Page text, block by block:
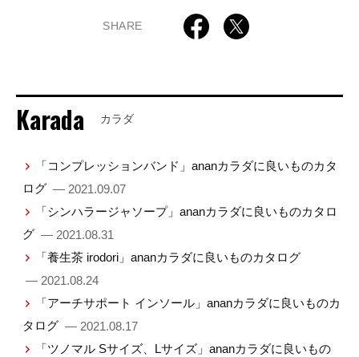
SHARE
Karada カラダ
「コンプレッションバンド」ananカラダに良いものカタ
ログ — 2021.09.07
「シンハラージャソープ」ananカラダに良いものカタロ
グ — 2021.08.31
「養生茶 irodori」ananカラダに良いものカタログ
— 2021.08.24
「アーチサポート インソール」ananカラダに良いものカ
タログ — 2021.08.17
「ツノマル Sサイズ、Lサイズ」ananカラダに良いもの